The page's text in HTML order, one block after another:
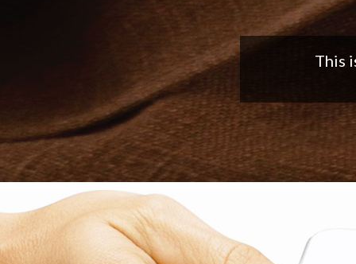
Nice